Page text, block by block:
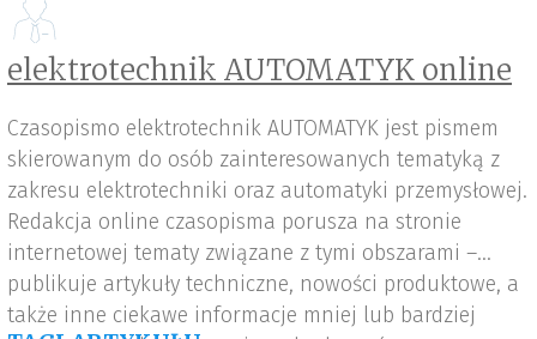
elektrotechnik AUTOMATYK online
Czasopismo elektrotechnik AUTOMATYK jest pismem
skierowanym do osób zainteresowanych tematyką z
zakresu elektrotechniki oraz automatyki przemysłowej.
Redakcja online czasopisma porusza na stronie
internetowej tematy związane z tymi obszarami –
publikuje artykuły techniczne, nowości produktowe, a
także inne ciekawe informacje mniej lub bardziej